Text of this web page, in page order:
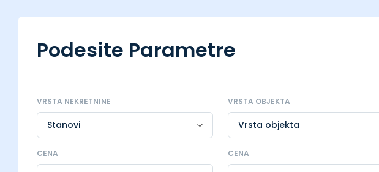
Podesite Parametre
VRSTA NEKRETNINE VRSTA OBJEKTA
CENA CENA